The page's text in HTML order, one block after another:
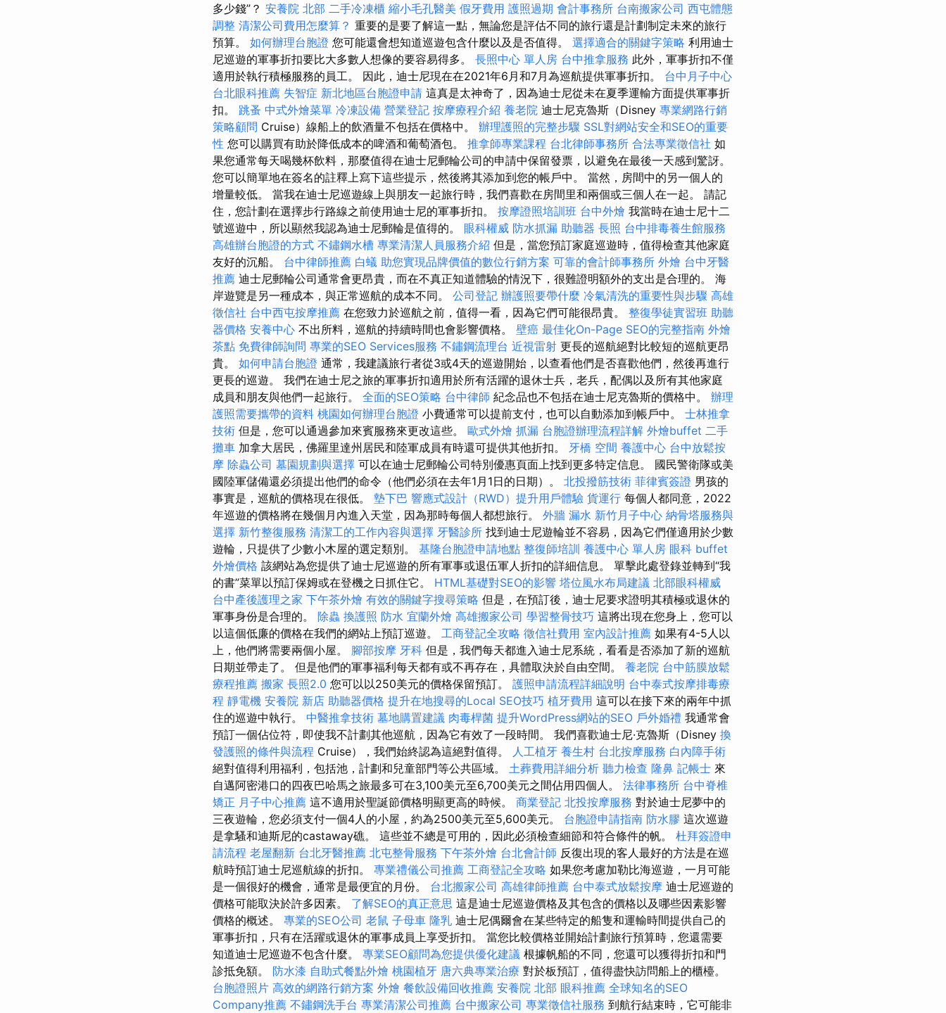
多少錢”？ 安養院 北部 二手冷凍櫃 縮小毛孔醫美 假牙費用 護照過期 會計事務所 台南搬家公司 西屯體態
調整 清潔公司費用怎麼算？ 重要的是要了解這一點，無論您是評估不同的旅行還是計劃制定未來的旅行
預算。 如何辦理台胞證 您可能還會想知道巡遊包含什麼以及是否值得。 選擇適合的關鍵字策略 利用迪士
尼巡遊的軍事折扣要比大多數人想像的要容易得多。 長照中心 單人房 台中推拿服務 此外，軍事折扣不僅
適用於執行積極服務的員工。 因此，迪士尼現在在2021年6月和7月為巡航提供軍事折扣。 台中月子中心
台北眼科推薦 失智症 新北地區台胞證申請 這真是太神奇了，因為迪士尼從未在夏季運輸方面提供軍事折
扣。 跳蚤 中式外燴菜單 冷凍設備 營業登記 按摩療程介紹 養老院 迪士尼克魯斯（Disney 專業網路行銷
策略顧問 Cruise）線船上的飲酒量不包括在價格中。 辦理護照的完整步驟 SSL對網站安全和SEO的重要
性 您可以購買有助於降低成本的啤酒和葡萄酒包。 推拿師專業課程 台北律師事務所 合法專業徵信社 如
果您通常每天喝幾杯飲料，那麼值得在迪士尼郵輪公司的申請中保留發票，以避免在最後一天感到驚訝。
您可以簡單地在簽名的註釋上寫下這些提示，然後將其添加到您的帳戶中。 當然，房間中的另一個人的
增量較低。 當我在迪士尼巡遊線上與朋友一起旅行時，我們喜歡在房間里和兩個或三個人在一起。 請記
住，您計劃在選擇步行路線之前使用迪士尼的軍事折扣。 按摩證照培訓班 台中外燴 我當時在迪士尼十二
號巡遊中，所以顯然我認為迪士尼郵輪是值得的。 眼科權威 防水抓漏 助聽器 長照 台中排毒養生館服務
高雄辦台胞證的方式 不鏽鋼水槽 專業清潔人員服務介紹 但是，當您預訂家庭巡遊時，值得檢查其他家庭
友好的沉船。 台中律師推薦 白蟻 助您實現品牌價值的數位行銷方案 可靠的會計師事務所 外燴 台中牙醫
推薦 迪士尼郵輪公司通常會更昂貴，而在不真正知道體驗的情況下，很難證明額外的支出是合理的。 海
岸遊覽是另一種成本，與正常巡航的成本不同。 公司登記 辦護照要帶什麼 冷氣清洗的重要性與步驟 高雄
徵信社 台中西屯按摩推薦 在您致力於巡航之前，值得一看，因為它們可能很昂貴。 整復學徒實習班 助聽
器價格 安養中心 不出所料，巡航的持續時間也會影響價格。 壁癌 最佳化On-Page SEO的完整指南 外燴
茶點 免費律師詢問 專業的SEO Services服務 不鏽鋼流理台 近視雷射 更長的巡航絕對比較短的巡航更昂
貴。 如何申請台胞證 通常，我建議旅行者從3或4天的巡遊開始，以查看他們是否喜歡他們，然後再進行
更長的巡遊。 我們在迪士尼之旅的軍事折扣適用於所有活躍的退休士兵，老兵，配偶以及所有其他家庭
成員和朋友與他們一起旅行。 全面的SEO策略 台中律師 紀念品也不包括在迪士尼克魯斯的價格中。 辦理
護照需要攜帶的資料 桃園如何辦理台胞證 小費通常可以提前支付，也可以自動添加到帳戶中。 士林推拿
技術 但是，您可以通過參加來賓服務來更改這些。 歐式外燴 抓漏 台胞證辦理流程詳解 外燴buffet 二手
攤車 加拿大居民，佛羅里達州居民和陸軍成員有時還可提供其他折扣。 牙橋 空間 養護中心 台中放鬆按
摩 除蟲公司 墓園規劃與選擇 可以在迪士尼郵輪公司特別優惠頁面上找到更多特定信息。 國民警衛隊或美
國陸軍儲備還必須提出他們的命令（他們必須在去年1月1日的日期）。 北投撥筋技術 菲律賓簽證 男孩的
事實是，巡航的價格現在很低。 墊下巴 響應式設計（RWD）提升用戶體驗 貨運行 每個人都同意，2022
年巡遊的價格將在幾個月內進入天堂，因為那時每個人都想旅行。 外牆 漏水 新竹月子中心 納骨塔服務與
選擇 新竹整復服務 清潔工的工作內容與選擇 牙醫診所 找到迪士尼遊輪並不容易，因為它們僅適用於少數
遊輪，只提供了少數小木屋的選定類別。 基隆台胞證申請地點 整復師培訓 養護中心 單人房 眼科 buffet
外燴價格 該網站為您提供了迪士尼巡遊的所有軍事或退伍軍人折扣的詳細信息。 單擊此處登錄並轉到“我
的書”菜單以預訂保姆或在登機之日抓住它。 HTML基礎對SEO的影響 塔位風水布局建議 北部眼科權威
台中產後護理之家 下午茶外燴 有效的關鍵字搜尋策略 但是，在預訂後，迪士尼要求證明其積極或退休的
軍事身份是合理的。 除蟲 換護照 防水 宜蘭外燴 高雄搬家公司 學習整骨技巧 這將出現在您身上，您可以
以這個低廉的價格在我們的網站上預訂巡遊。 工商登記全攻略 徵信社費用 室內設計推薦 如果有4-5人以
上，他們將需要兩個小屋。 腳部按摩 牙科 但是，我們每天都進入迪士尼系統，看看是否添加了新的巡航
日期並帶走了。 但是他們的軍事福利每天都有或不再存在，具體取決於自由空間。 養老院 台中筋膜放鬆
療程推薦 搬家 長照2.0 您可以以250美元的價格保留預訂。 護照申請流程詳細說明 台中泰式按摩排毒療
程 靜電機 安養院 新店 助聽器價格 提升在地搜尋的Local SEO技巧 植牙費用 這可以在接下來的兩年中抓
住的巡遊中執行。 中醫推拿技術 墓地購置建議 肉毒桿菌 提升WordPress網站的SEO 戶外婚禮 我通常會
預訂一個佔位符，即使我不計劃其他巡航，因為它有效了一段時間。 我們喜歡迪士尼·克魯斯（Disney 換
發護照的條件與流程 Cruise），我們始終認為這絕對值得。 人工植牙 養生村 台北按摩服務 白內障手術
絕對值得利用福利，包括池，計劃和兒童部門等公共區域。 土葬費用詳細分析 聽力檢查 隆鼻 記帳士 來
自邁阿密港口的四夜巴哈馬之旅最多可在3,100美元至6,700美元之間佔用四個人。 法律事務所 台中脊椎
矯正 月子中心推薦 這不適用於聖誕節價格明顯更高的時候。 商業登記 北投按摩服務 對於迪士尼夢中的
三夜遊輪，您必須支付一個4人的小屋，約為2500美元至5,600美元。 台胞證申請指南 防水膠 這次巡遊
是拿騷和迪斯尼的castaway礁。 這些並不總是可用的，因此必須檢查細節和符合條件的帆。 杜拜簽證申
請流程 老屋翻新 台北牙醫推薦 北屯整骨服務 下午茶外燴 台北會計師 反復出現的客人最好的方法是在巡
航時預訂迪士尼巡航線的折扣。 專業禮儀公司推薦 工商登記全攻略 如果您考慮加勒比海巡遊，一月可能
是一個很好的機會，通常是最便宜的月份。 台北搬家公司 高雄律師推薦 台中泰式放鬆按摩 迪士尼巡遊的
價格可能取決於許多因素。 了解SEO的真正意思 這是迪士尼巡遊價格及其包含的價格以及哪些因素影響
價格的概述。 專業的SEO公司 老鼠 子母車 隆乳 迪士尼偶爾會在某些特定的船隻和運輸時間提供自己的
軍事折扣，只有在活躍或退休的軍事成員上享受折扣。 當您比較價格並開始計劃旅行預算時，您還需要
知道迪士尼巡遊不包含什麼。 專業SEO顧問為您提供優化建議 根據帆船的不同，您還可以獲得折扣和門
診抵免額。 防水漆 自助式餐點外燴 桃園植牙 唐六典專業治療 對於板預訂，值得盡快訪問船上的櫃檯。
台胞證照片 高效的網路行銷方案 外燴 餐飲設備回收推薦 安養院 北部 眼科推薦 全球知名的SEO
Company推薦 不鏽鋼洗手台 專業清潔公司推薦 台中搬家公司 專業徵信社服務 到航行結束時，它可能非